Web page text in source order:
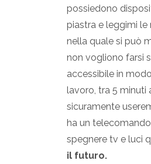
possiedono
piastra e leggimi le
nella quale si può
non vogliono farsi
accessibile in
lavoro, tra 5 minuti
sicuramente
ha un
spegnere tv e luci
il futuro.